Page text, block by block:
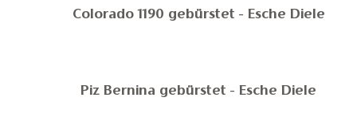
Colorado 1190 gebürstet - Esche Diele
Piz Bernina gebürstet - Esche Diele